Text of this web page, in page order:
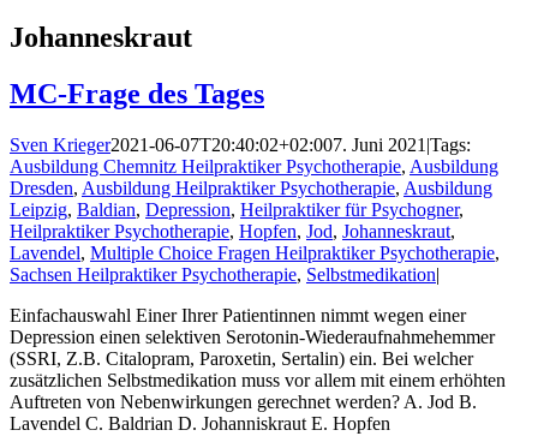
Johanneskraut
MC-Frage des Tages
Sven Krieger2021-06-07T20:40:02+02:007. Juni 2021 |Tags:
Ausbildung Chemnitz Heilpraktiker Psychotherapie, Ausbildung
Dresden, Ausbildung Heilpraktiker Psychotherapie, Ausbildung
Leipzig, Baldian, Depression, Heilpraktiker für Psychogner,
Heilpraktiker Psychotherapie, Hopfen, Jod, Johanneskraut,
Lavendel, Multiple Choice Fragen Heilpraktiker Psychotherapie,
Sachsen Heilpraktiker Psychotherapie, Selbstmedikation|
Einfachauswahl Einer Ihrer Patientinnen nimmt wegen einer
Depression einen selektiven Serotonin-Wiederaufnahmehemmer
(SSRI, Z.B. Citalopram, Paroxetin, Sertalin) ein. Bei welcher
zusätzlichen Selbstmedikation muss vor allem mit einem erhöhten
Auftreten von Nebenwirkungen gerechnet werden? A. Jod B.
Lavendel C. Baldrian D. Johanniskraut E. Hopfen